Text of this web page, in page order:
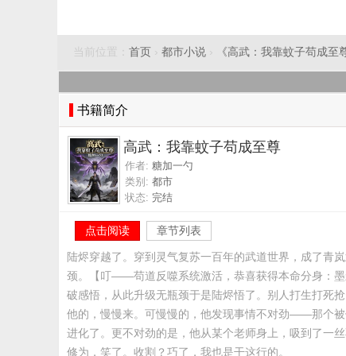
当前位置： 首页 › 都市小说 › 《高武：我靠蚊子苟成至
书籍简介
高武：我靠蚊子苟成至尊
作者: 糖加一勺
类别: 都市
状态: 完结
点击阅读 章节列表
陆烬穿越了。穿到灵气复苏一百年的武道世界，成了青
颈。【叮——苟道反噬系统激活，恭喜获得本命分身：
破感悟，从此升级无瓶颈于是陆烬悟了。别人打生打死
他的，慢慢来。可慢慢的，他发现事情不对劲——那个
进化了。更不对劲的是，他从某个老师身上，吸到了一
修为，笑了。收割？巧了，我也是干这行的。